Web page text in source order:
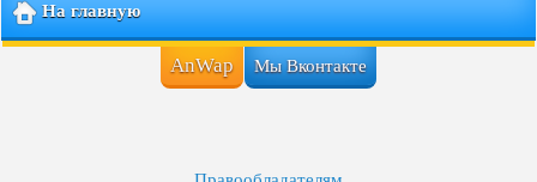
На главную
AnWap Мы Вконтакте